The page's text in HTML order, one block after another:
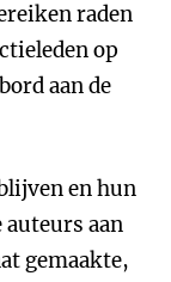
raden
op
aan de
en hun
aan
gemaakte,